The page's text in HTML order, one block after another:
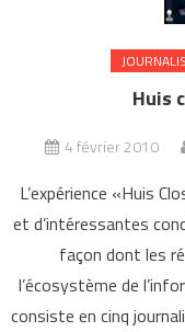
Huis
4 février 2010
L’expérience «Huis
et d’intéressantes
façon dont les
l’écosystème de
consiste en cinq